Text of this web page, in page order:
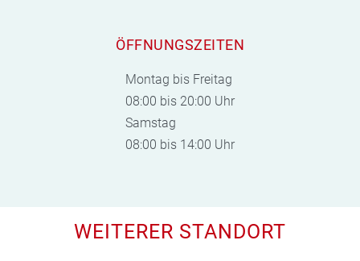
ÖFFNUNGSZEITEN
Montag bis Freitag
08:00 bis 20:00 Uhr
Samstag
08:00 bis 14:00 Uhr
WEITERER STANDORT